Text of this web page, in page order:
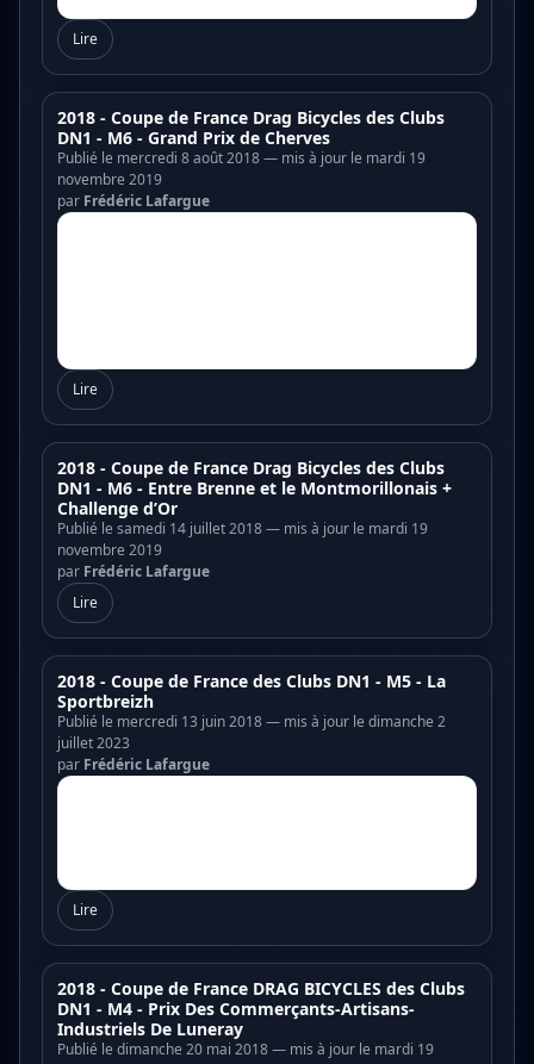
Lire
2018 - Coupe de France Drag Bicycles des Clubs
DN1 - M6 - Grand Prix de Cherves
Publié le mercredi 8 août 2018 — mis à jour le mardi 19
novembre 2019
par Frédéric Lafargue
Lire
2018 - Coupe de France Drag Bicycles des Clubs
DN1 - M6 - Entre Brenne et le Montmorillonais +
Challenge d’Or
Publié le samedi 14 juillet 2018 — mis à jour le mardi 19
novembre 2019
par Frédéric Lafargue
Lire
2018 - Coupe de France des Clubs DN1 - M5 - La
Sportbreizh
Publié le mercredi 13 juin 2018 — mis à jour le dimanche 2
juillet 2023
par Frédéric Lafargue
Lire
2018 - Coupe de France DRAG BICYCLES des Clubs
DN1 - M4 - Prix Des Commerçants-Artisans-
Industriels De Luneray
Publié le dimanche 20 mai 2018 — mis à jour le mardi 19